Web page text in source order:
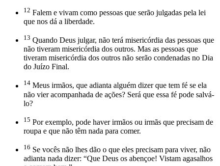
12 Falem e vivam como pessoas que serão julgadas pela lei
que nos dá a liberdade.
13 Quando Deus julgar, não terá misericórdia das pessoas que
não tiveram misericórdia dos outros. Mas as pessoas que
tiveram misericórdia dos outros não serão condenadas no Dia
do Juízo Final.
14 Meus irmãos, que adianta alguém dizer que tem fé se ela
não vier acompanhada de ações? Será que essa fé pode salvá-
lo?
15 Por exemplo, pode haver irmãos ou irmãs que precisam de
roupa e que não têm nada para comer.
16 Se vocês não lhes dão o que eles precisam para viver, não
adianta nada dizer: “Que Deus os abençoe! Vistam agasalhos